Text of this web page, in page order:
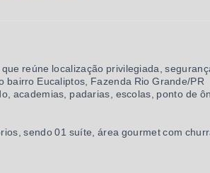
reúne localização privilegiada,
bairro Eucaliptos, Fazenda Rio Grande/PR
academias, padarias, escolas, ponto de
sendo 01 suíte, área gourmet com